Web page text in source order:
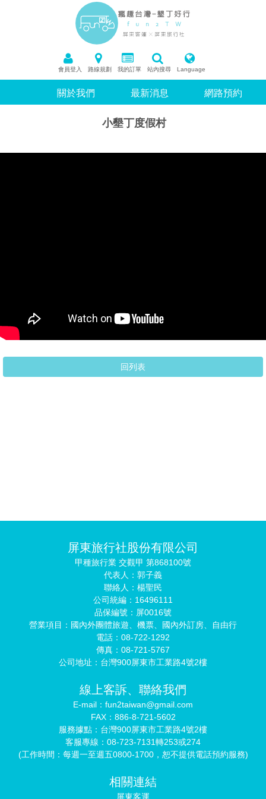
會員登入 路線規劃 我的訂單 站內搜尋 Language
關於我們 最新消息 網路預約
小墾丁度假村
屏東旅行社股份有限公司
甲種旅行業 交觀甲 第868100號
代表人：郭子義
聯絡人：楊聖民
公司統編：16496111
品保編號：屏0016號
營業項目：國內外團體旅遊、機票、國內外訂房、自由行
電話：08-722-1292
傳真：08-721-5767
公司地址：台灣900屏東市工業路4號2樓
線上客訴、聯絡我們
E-mail：fun2taiwan@gmail.com
FAX：886-8-721-5602
服務據點：台灣900屏東市工業路4號2樓
客服專線：08-723-7131轉253或274
(工作時間：每週一至週五0800-1700，恕不提供電話預約服務)
相關連結
屏東客運